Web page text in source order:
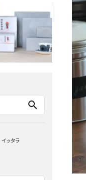
search
イッタラ